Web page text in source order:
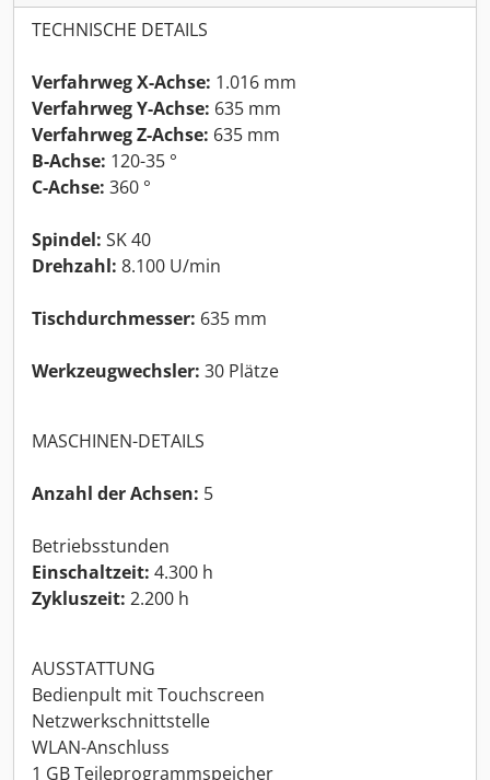
TECHNISCHE DETAILS
Verfahrweg X-Achse: 1.016 mm
Verfahrweg Y-Achse: 635 mm
Verfahrweg Z-Achse: 635 mm
B-Achse: 120-35 °
C-Achse: 360 °
Spindel: SK 40
Drehzahl: 8.100 U/min
Tischdurchmesser: 635 mm
Werkzeugwechsler: 30 Plätze
MASCHINEN-DETAILS
Anzahl der Achsen: 5
Betriebsstunden
Einschaltzeit: 4.300 h
Zykluszeit: 2.200 h
AUSSTATTUNG
Bedienpult mit Touchscreen
Netzwerkschnittstelle
WLAN-Anschluss
1 GB Teileprogrammspeicher